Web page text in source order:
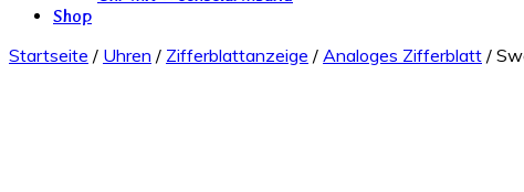
Shop
Startseite / Uhren / Zifferblattanzeige / Analoges Zifferblatt /